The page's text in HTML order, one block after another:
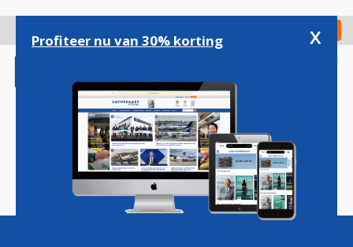
gaan
Check in
Magazine Podcasts Vacatures
Profiteer nu van 30% korting x